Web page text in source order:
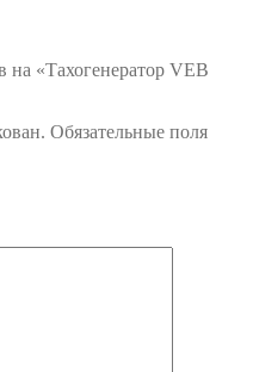
на «Тахогенератор VEB
Обязательные поля